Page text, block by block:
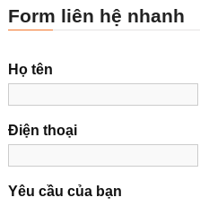
Form liên hệ nhanh
Họ tên
Điện thoại
Yêu cầu của bạn